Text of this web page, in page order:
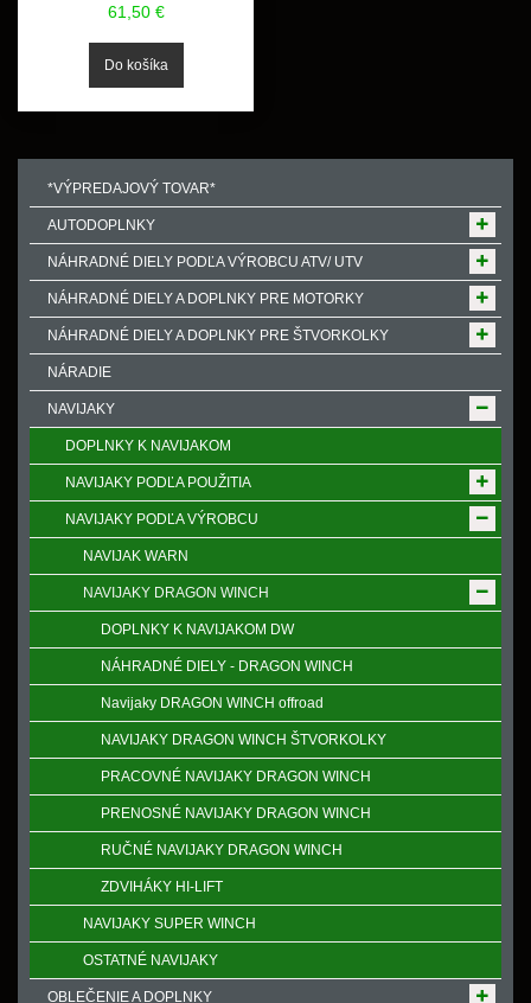
61,50 €
*VÝPREDAJOVÝ TOVAR*
AUTODOPLNKY
NÁHRADNÉ DIELY PODĽA VÝROBCU ATV/ UTV
NÁHRADNÉ DIELY A DOPLNKY PRE MOTORKY
NÁHRADNÉ DIELY A DOPLNKY PRE ŠTVORKOLKY
NÁRADIE
NAVIJAKY
DOPLNKY K NAVIJAKOM
NAVIJAKY PODĽA POUŽITIA
NAVIJAKY PODĽA VÝROBCU
NAVIJAK WARN
NAVIJAKY DRAGON WINCH
DOPLNKY K NAVIJAKOM DW
NÁHRADNÉ DIELY - DRAGON WINCH
Navijaky DRAGON WINCH offroad
NAVIJAKY DRAGON WINCH ŠTVORKOLKY
PRACOVNÉ NAVIJAKY DRAGON WINCH
PRENOSNÉ NAVIJAKY DRAGON WINCH
RUČNÉ NAVIJAKY DRAGON WINCH
ZDVIHÁKY HI-LIFT
NAVIJAKY SUPER WINCH
OSTATNÉ NAVIJAKY
OBLEČENIE A DOPLNKY